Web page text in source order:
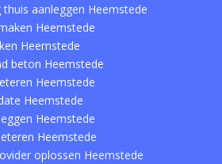
aanleggen Heemstede
Heemstede
Heemstede
beton Heemstede
Heemstede
Heemstede
Heemstede
Heemstede
oplossen Heemstede